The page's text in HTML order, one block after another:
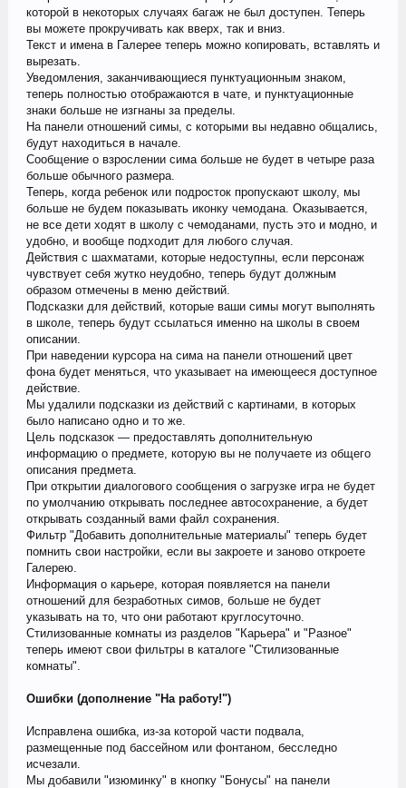
которой в некоторых случаях багаж не был доступен. Теперь
вы можете прокручивать как вверх, так и вниз.
Текст и имена в Галерее теперь можно копировать, вставлять и
вырезать.
Уведомления, заканчивающиеся пунктуационным знаком,
теперь полностью отображаются в чате, и пунктуационные
знаки больше не изгнаны за пределы.
На панели отношений симы, с которыми вы недавно общались,
будут находиться в начале.
Сообщение о взрослении сима больше не будет в четыре раза
больше обычного размера.
Теперь, когда ребенок или подросток пропускают школу, мы
больше не будем показывать иконку чемодана. Оказывается,
не все дети ходят в школу с чемоданами, пусть это и модно, и
удобно, и вообще подходит для любого случая.
Действия с шахматами, которые недоступны, если персонаж
чувствует себя жутко неудобно, теперь будут должным
образом отмечены в меню действий.
Подсказки для действий, которые ваши симы могут выполнять
в школе, теперь будут ссылаться именно на школы в своем
описании.
При наведении курсора на сима на панели отношений цвет
фона будет меняться, что указывает на имеющееся доступное
действие.
Мы удалили подсказки из действий с картинами, в которых
было написано одно и то же.
Цель подсказок — предоставлять дополнительную
информацию о предмете, которую вы не получаете из общего
описания предмета.
При открытии диалогового сообщения о загрузке игра не будет
по умолчанию открывать последнее автосохранение, а будет
открывать созданный вами файл сохранения.
Фильтр "Добавить дополнительные материалы" теперь будет
помнить свои настройки, если вы закроете и заново откроете
Галерею.
Информация о карьере, которая появляется на панели
отношений для безработных симов, больше не будет
указывать на то, что они работают круглосуточно.
Стилизованные комнаты из разделов "Карьера" и "Разное"
теперь имеют свои фильтры в каталоге "Стилизованные
комнаты".
Ошибки (дополнение "На работу!")
Исправлена ошибка, из-за которой части подвала,
размещенные под бассейном или фонтаном, бесследно
исчезали.
Мы добавили "изюминку" в кнопку "Бонусы" на панели